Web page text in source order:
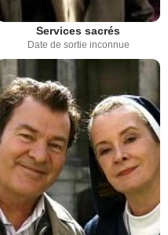
Services sacrés
Date de sortie inconnue